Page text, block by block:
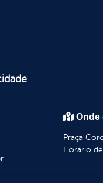
Onde
Praça
Horário